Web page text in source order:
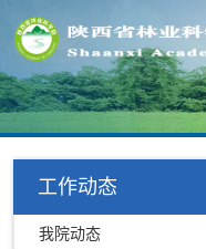
工作动态
我院动态